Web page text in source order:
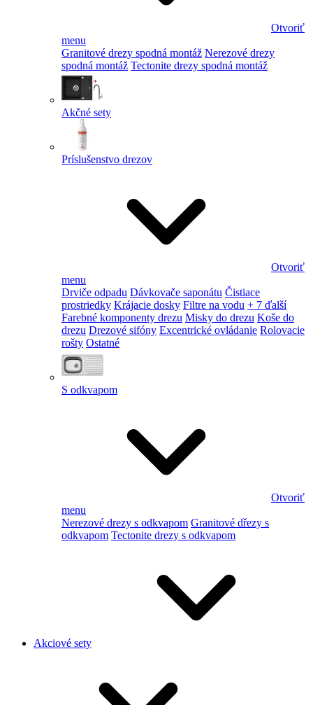
Otvoriť
menu
Granitové drezy spodná montáž Nerezové drezy
spodná montáž Tectonite drezy spodná montáž
Akčné sety
Príslušenstvo drezov
Otvoriť
menu
Drviče odpadu Dávkovače saponátu Čistiace
prostriedky Krájacie dosky Filtre na vodu + 7 ďalší
Farebné komponenty drezu Misky do drezu Koše do
drezu Drezové sifóny Excentrické ovládanie Rolovacie
rošty Ostatné
S odkvapom
Otvoriť
menu
Nerezové drezy s odkvapom Granitové dřezy s
odkvapom Tectonite drezy s odkvapom
Akciové sety